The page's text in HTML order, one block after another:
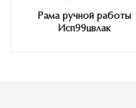
Рама ручной работы
Исп99цвлак